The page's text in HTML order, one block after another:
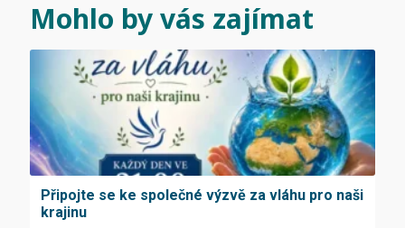
Mohlo by vás zajímat
Připojte se ke společné výzvě za vláhu pro naši
krajinu